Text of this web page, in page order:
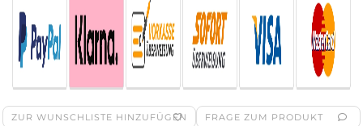
ZUR WUNSCHLISTE HINZUFÜGEN FRAGE ZUM PRODUKT